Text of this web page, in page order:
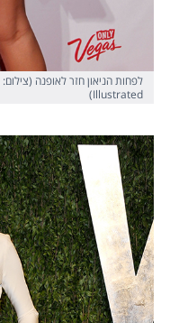
Illustrated)